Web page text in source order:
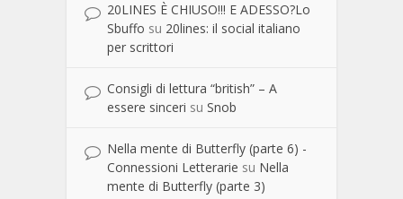
20LINES È CHIUSO!!! E ADESSO?Lo
Sbuffo su 20lines: il social italiano
per scrittori
Consigli di lettura “british” – A
essere sinceri su Snob
Nella mente di Butterfly (parte 6) -
Connessioni Letterarie su Nella
mente di Butterfly (parte 3)